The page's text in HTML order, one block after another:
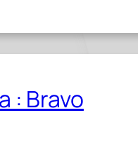
: Bravo